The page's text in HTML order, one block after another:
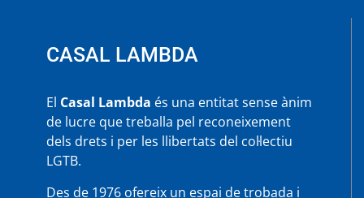
CASAL LAMBDA
El Casal Lambda és una entitat sense ànim
de lucre que treballa pel reconeixement
dels drets i per les llibertats del col·lectiu
LGTB.
Des de 1976 ofereix un espai de trobada i